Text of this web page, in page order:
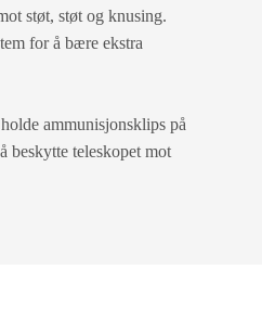
støt, støt og knusing.
for å bære ekstra
ammunisjonsklips på
beskytte teleskopet mot